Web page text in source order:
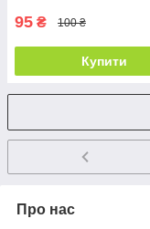
95 ₴ 100 ₴
Купити
Про нас